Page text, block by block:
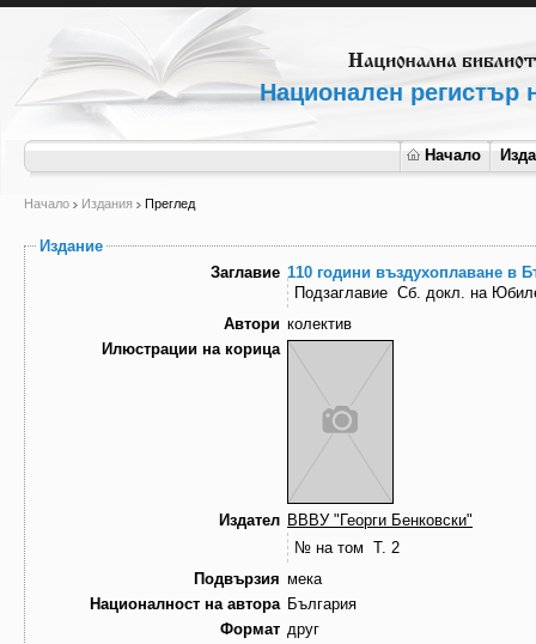
Национален регистър
Начало
Начало Издания Преглед
Издание
Заглавие 110 години въздухоплаване в
Подзаглавие Сб. докл. на
Автори колектив
Илюстрации на корица
Издател ВВВУ "Георги Бенковски"
№ на том Т. 2
Подвързия мека
Националност на автора България
Формат друг